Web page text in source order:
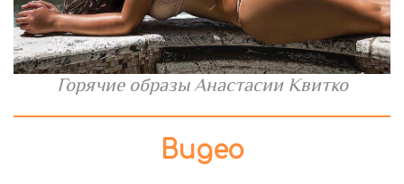
Горячие образы Анастасии Квитко
Видео